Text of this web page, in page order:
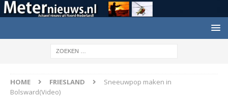
HOME FRIESLAND
Sneeuwpop maken in
Bolsward(Video)